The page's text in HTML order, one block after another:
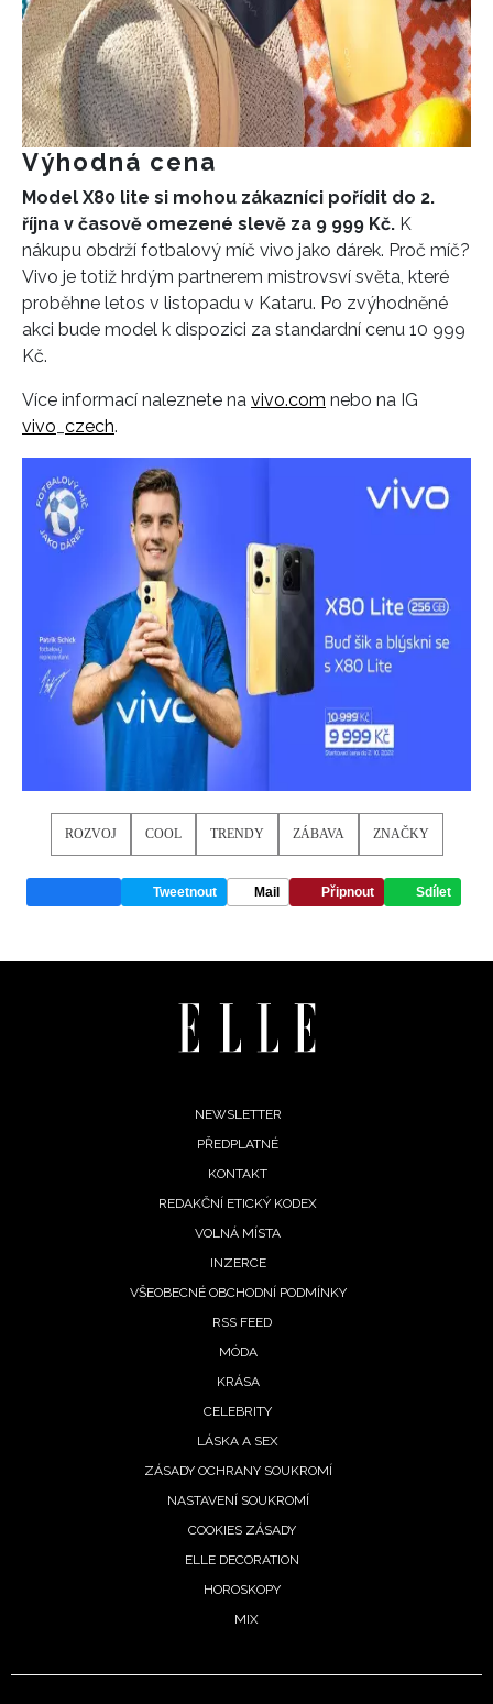
INFORMACE
REDAKCE
NEWSLETTER
Přihlášením k newsletteru souhlasíte s
Výhodná cena
Model X80 lite si mohou zákazníci pořídit do 2.
října v časově omezené slevě za 9 999 Kč. K
nákupu obdrží fotbalový míč vivo jako dárek. Proč míč?
Vivo je totiž hrdým partnerem mistrovsví světa, které
proběhne letos v listopadu v Kataru. Po zvýhodněné
akci bude model k dispozici za standardní cenu 10 999
Kč.
Více informací naleznete na vivo.com nebo na IG
vivo czech.
ROZVOJ COOL TRENDY ZÁBAVA ZNAČKY
Tweetnout Mail Připnout Sdílet
NEWSLETTER
PŘEDPLATNÉ
KONTAKT
REDAKČNÍ ETICKÝ KODEX
VOLNÁ MÍSTA
INZERCE
VŠEOBECNÉ OBCHODNÍ PODMÍNKY
RSS FEED
MÓDA
KRÁSA
CELEBRITY
LÁSKA A SEX
ZÁSADY OCHRANY SOUKROMÍ
NASTAVENÍ SOUKROMÍ
COOKIES ZÁSADY
ELLE DECORATION
HOROSKOPY
MIX